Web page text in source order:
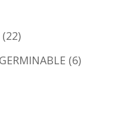
22
6